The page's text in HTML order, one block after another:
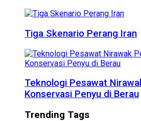
Tiga Skenario Perang Iran
Teknologi Pesawat
Konservasi Penyu di Berau
Trending Tags